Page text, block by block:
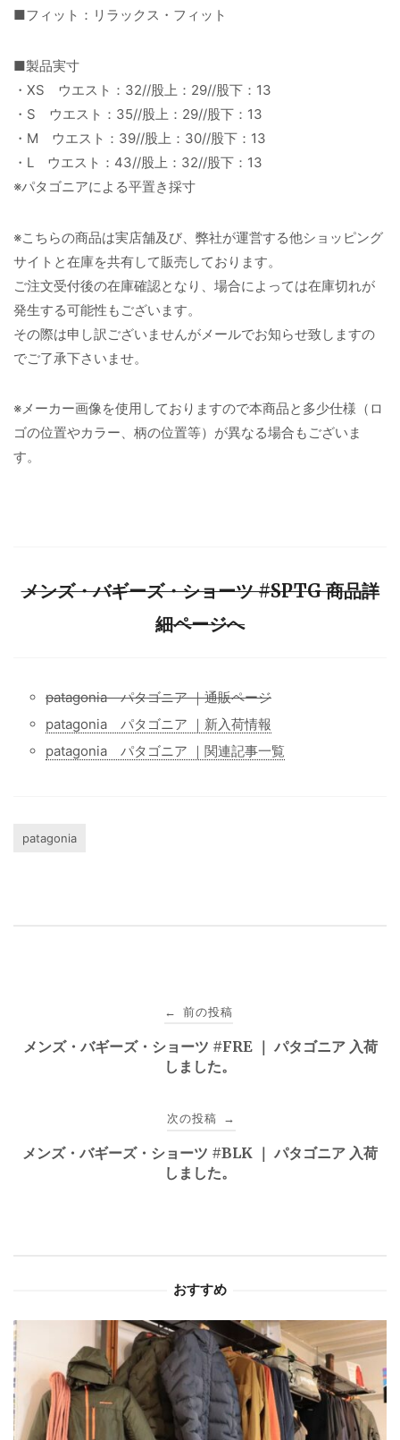
■フィット：リラックス・フィット
■製品実寸
・XS ウエスト：32//股上：29//股下：13
・S ウエスト：35//股上：29//股下：13
・M ウエスト：39//股上：30//股下：13
・L ウエスト：43//股上：32//股下：13
※パタゴニアによる平置き採寸
※こちらの商品は実店舗及び、弊社が運営する他ショッピング
サイトと在庫を共有して販売しております。
ご注文受付後の在庫確認となり、場合によっては在庫切れが
発生する可能性もございます。
その際は申し訳ございませんがメールでお知らせ致しますの
でご了承下さいませ。
※メーカー画像を使用しておりますので本商品と多少仕様（ロ
ゴの位置やカラー、柄の位置等）が異なる場合もございま
す。
メンズ・バギーズ・ショーツ #SPTG 商品詳
細ページへ
patagonia パタゴニア ｜通販ページ
patagonia パタゴニア ｜新入荷情報
patagonia パタゴニア ｜関連記事一覧
patagonia
ゲ
← 前の投稿
メンズ・バギーズ・ショーツ #FRE ｜ パタゴニア 入荷
しました。
次の投稿 →
メンズ・バギーズ・ショーツ #BLK ｜ パタゴニア 入荷
しました。
おすすめ